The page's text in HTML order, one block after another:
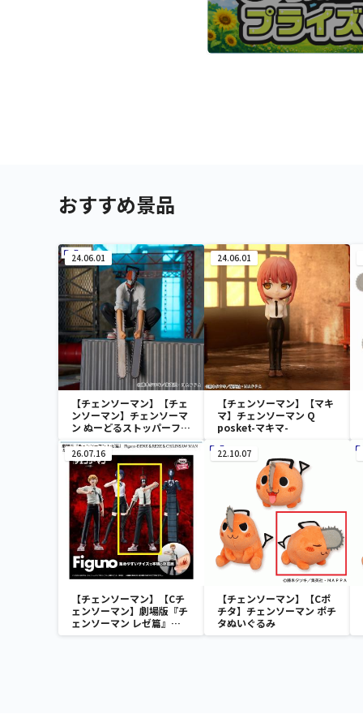
おすすめ景品
24.06.01
【チェンソーマン】【チェ
ンソーマン】チェンソーマ
ン ぬーどるストッパーフィ
ギュアーチェンソーマンー
24.06.01
【チェンソーマン】【マキ
マ】チェンソーマン Q
posket-マキマ-
26.07.16
【チェンソーマン】【Cチ
ェンソーマン】劇場版『チ
ェンソーマン レゼ篇』
Figuno-DENJI＆REZE＆
22.10.07
【チェンソーマン】【Cポ
チタ】チェンソーマン ポチ
タぬいぐるみ